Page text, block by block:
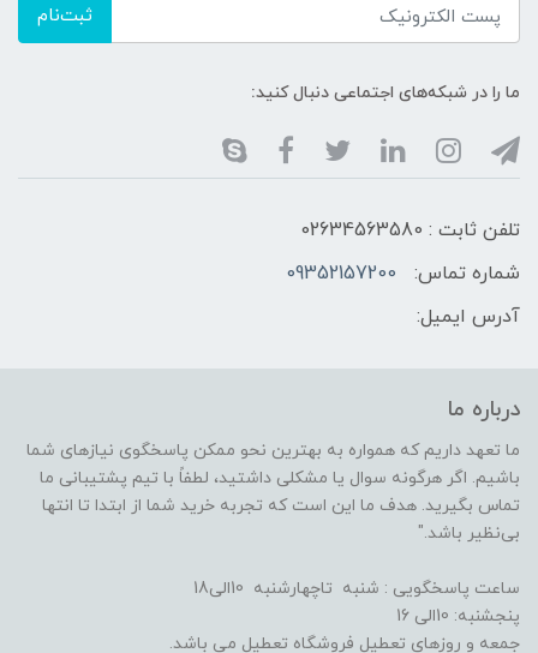
ثبت‌نام
ما را در شبکه‌های اجتماعی دنبال کنید:
تلفن ثابت : 02634563580
شماره تماس:
09352157200
آدرس ایمیل:
درباره ما
ما تعهد داریم که همواره به بهترین نحو ممکن پاسخگوی نیازهای شما
باشیم. اگر هرگونه سوال یا مشکلی داشتید، لطفاً با تیم پشتیبانی ما
تماس بگیرید. هدف ما این است که تجربه خرید شما از ابتدا تا انتها
بی‌نظیر باشد."
ساعت پاسخگویی : شنبه تاچهارشنبه 10الی18
پنجشنبه: 10الی 16
جمعه و روزهای تعطیل فروشگاه تعطیل می باشد.